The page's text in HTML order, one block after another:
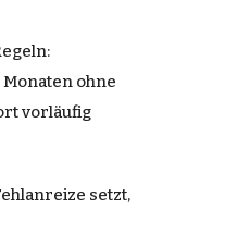
ohne
vorläufig
setzt,